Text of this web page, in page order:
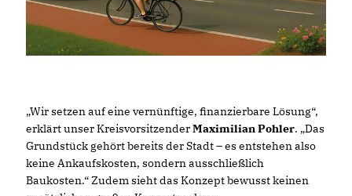
Wir setzen auf eine vernünftige, finanzierbare Lösung“,
erklärt unser KreisvorsitzenderMaximilian Pohler. „Das
Grundstück gehört bereits der Stadt – es entstehen also
keine Ankaufskosten, sondern ausschließlich
Baukosten.“ Zudem sieht das Konzept bewusst keinen